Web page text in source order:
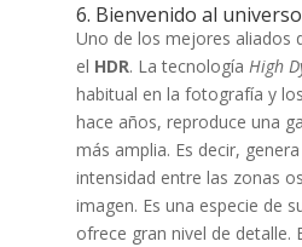
6. Bienvenido al
Uno de los mejores aliados
el HDR. La tecnología High
habitual en la fotografía y
hace años, reproduce una
más amplia. Es decir,
intensidad entre las zonas
imagen. Es una especie de
ofrece gran nivel de detalle.